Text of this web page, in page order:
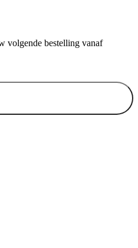
volgende bestelling vanaf